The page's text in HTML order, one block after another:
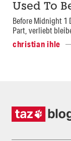
Used To
Before Midnight 1
Part, verliebt
christian ihle